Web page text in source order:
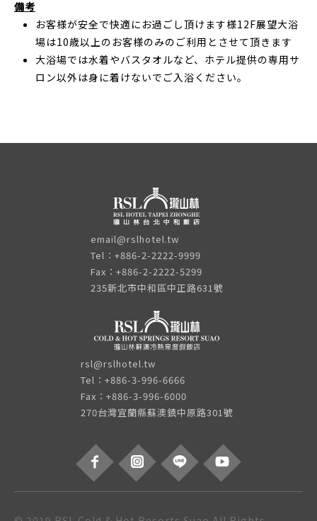
備考
お客様が安全で快適にお過ごし頂けます様12F展望大浴
場は10歳以上のお客様のみのご利用とさせて頂きます
大浴場では水着やバスタオルなど、ホテル提供の専用サ
ロン以外は身に着けないでご入浴ください。
email@rslhotel.tw
Tel：+886-2-2222-9999
Fax：+886-2-2222-5299
235新北市中和區中正路631號
rsl@rslhotel.tw
Tel：+886-3-996-6666
Fax：+886-3-996-6000
270台灣宜蘭縣蘇澳鎮中原路301號